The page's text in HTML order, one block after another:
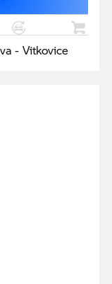
- Vitkovice